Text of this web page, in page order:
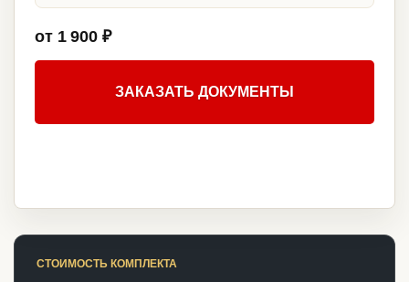
от 1 900 ₽
ЗАКАЗАТЬ ДОКУМЕНТЫ
СТОИМОСТЬ КОМПЛЕКТА